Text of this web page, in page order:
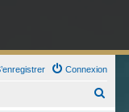
Connexion